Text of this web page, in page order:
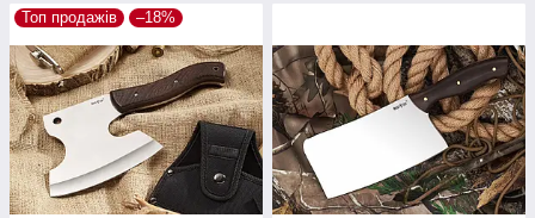
Топ продажів –18%